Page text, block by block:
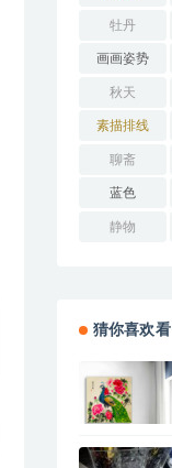
牡丹
画画姿势
秋天
素描排线
聊斋
蓝色
静物
猜你喜欢看